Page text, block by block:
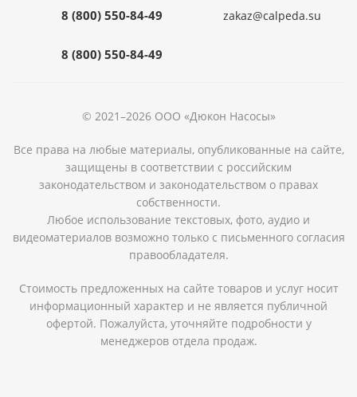
8 (800) 550-84-49
8 (800) 550-84-49
zakaz@calpeda.su
© 2021–2026 ООО «Дюкон Насосы»
Все права на любые материалы, опубликованные на сайте,
защищены в соответствии с российским
законодательством и законодательством о правах
собственности.
Любое использование текстовых, фото, аудио и
видеоматериалов возможно только с письменного согласия
правообладателя.
Стоимость предложенных на сайте товаров и услуг носит
информационный характер и не является публичной
офертой. Пожалуйста, уточняйте подробности у
менеджеров отдела продаж.